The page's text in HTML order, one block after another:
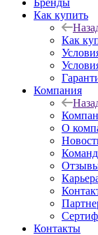
Бренды
Как купить
Как
Компания
О
Контакты